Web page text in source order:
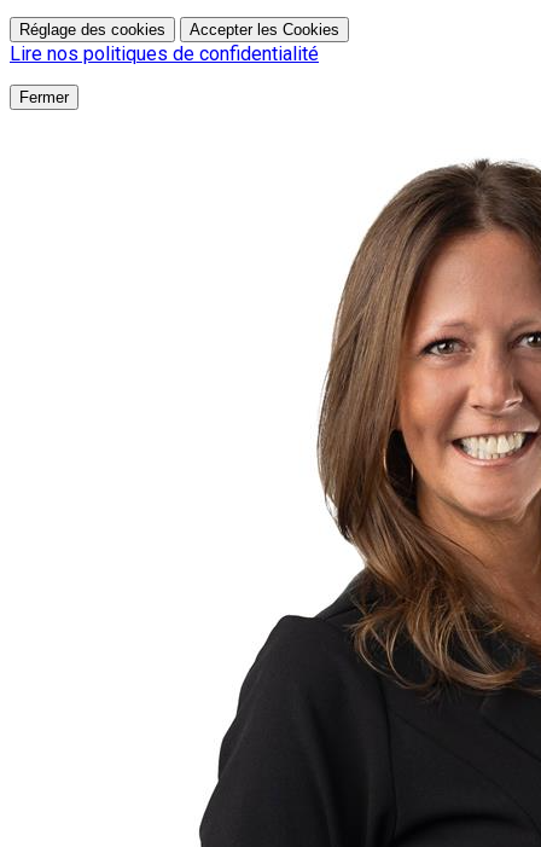
Réglage des cookies Accepter les Cookies
Lire nos politiques de confidentialité
Fermer